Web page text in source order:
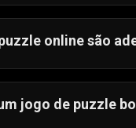
de lógica e puzzles
e o reconhecimento
online são
Muitosjogos de
O Jelly Doods
jogo de puzzle